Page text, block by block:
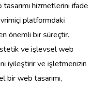
hizmetlerini ifade
platformdaki
önemli bir süreçtir.
ve işlevsel web
iyileştirir ve işletmenizin
bir web tasarımı,